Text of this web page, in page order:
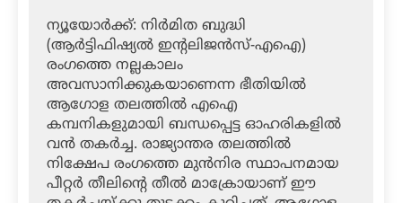
ന്യൂയോര്‍ക്ക്: നിര്‍മിത ബുദ്ധി
(ആര്‍ട്ടിഫിഷ്യല്‍ ഇന്റലിജന്‍സ്-എഐ)
രംഗത്തെ നല്ലകാലം
അവസാനിക്കുകയാണെന്ന ഭീതിയില്‍
ആഗോള തലത്തില്‍ എഐ
കമ്പനികളുമായി ബന്ധപ്പെട്ട ഓഹരികളില്‍
വന്‍ തകര്‍ച്ച. രാജ്യാന്തര തലത്തില്‍
നിക്ഷേപ രംഗത്തെ മുന്‍നിര സ്ഥാപനമായ
പീറ്റര്‍ തീലിന്റെ തീല്‍ മാക്രോയാണ് ഈ